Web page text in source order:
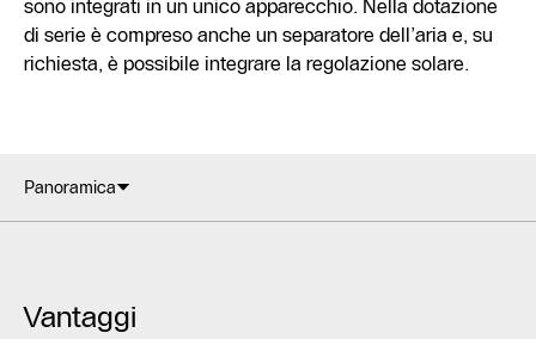
sono integrati in un unico apparecchio. Nella dotazione
di serie è compreso anche un separatore dell’aria e, su
richiesta, è possibile integrare la regolazione solare.
Panoramica
Vantaggi